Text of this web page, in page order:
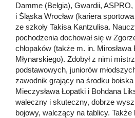
Damme (Belgia), Gwardii,
i Śląska Wrocław (kariera
ze szkoły Takisa Kantzulisa.
pochodzenia dochował się w
chłopaków (także m. in.
Młynarskiego). Zdobył z nimi
podstawowych, juniorów
zawodnik grający na środku
Mieczysława Łopatki i Bohdana
waleczny i skuteczny, dobrze
bojowy, walczący na tablicy. Także